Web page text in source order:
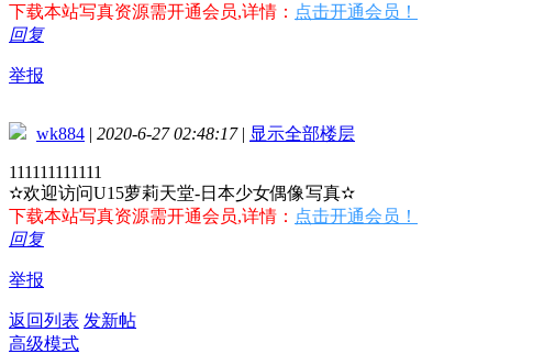
下载本站写真资源需开通会员,详情： 点击开通会员！
回复
举报
wk884 | 2020-6-27 02:48:17 | 显示全部楼层
111111111111
✫欢迎访问U15萝莉天堂-日本少女偶像写真✫
下载本站写真资源需开通会员,详情： 点击开通会员！
回复
举报
返回列表 发新帖
高级模式